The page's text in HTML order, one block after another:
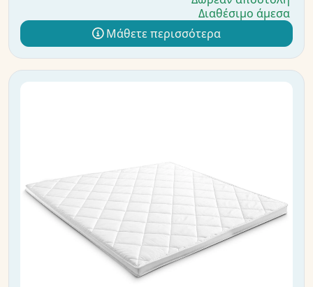
Διαθέσιμο άμεσα
Μάθετε περισσότερα